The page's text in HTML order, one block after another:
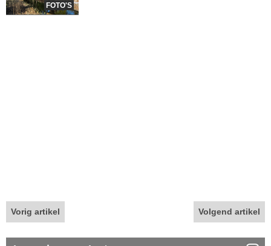
FOTO'S
Vorig artikel Volgend artikel